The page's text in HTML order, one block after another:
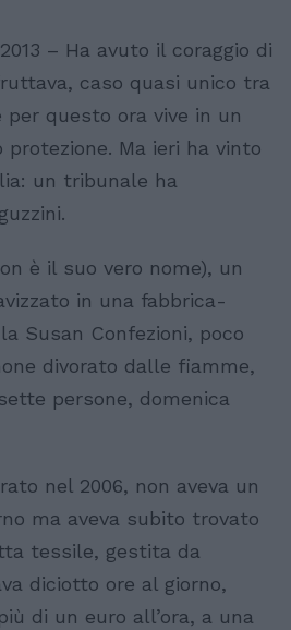
– Ha avuto il coraggio di
caso quasi unico tra
per questo ora vive in un
Ma ieri ha vinto
un tribunale ha
è il suo vero nome), un
in una fabbrica-
Susan Confezioni, poco
divorato dalle fiamme,
persone, domenica
nel 2006, non aveva un
ma aveva subito trovato
tessile, gestita da
diciotto ore al giorno,
di un euro all’ora, a una